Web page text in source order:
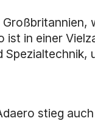
ist in einer
stieg